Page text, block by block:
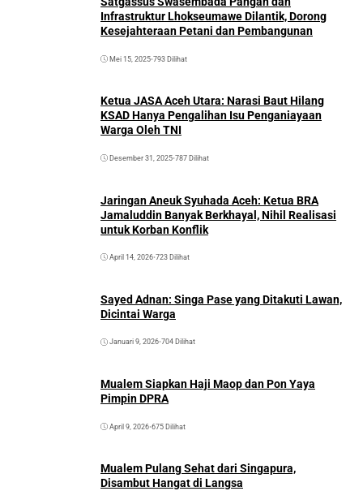
Infrastruktur Lhokseumawe Dilantik, Dorong
Kesejahteraan Petani dan Pembangunan
Mei 15, 2025•793 Dilihat
Ketua JASA Aceh Utara: Narasi Baut Hilang
KSAD Hanya Pengalihan Isu Penganiayaan
Warga Oleh TNI
Desember 31, 2025•787 Dilihat
Jaringan Aneuk Syuhada Aceh: Ketua BRA
Jamaluddin Banyak Berkhayal, Nihil Realisasi
untuk Korban Konflik
April 14, 2026•723 Dilihat
Sayed Adnan: Singa Pase yang Ditakuti Lawan,
Dicintai Warga
Januari 9, 2026•704 Dilihat
Mualem Siapkan Haji Maop dan Pon Yaya
Pimpin DPRA
April 9, 2026•675 Dilihat
Mualem Pulang Sehat dari Singapura,
Disambut Hangat di Langsa